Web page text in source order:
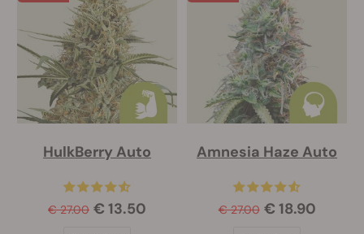
HulkBerry Auto
€ 27.00 € 13.50
Amnesia Haze Auto
€ 27.00 € 18.90